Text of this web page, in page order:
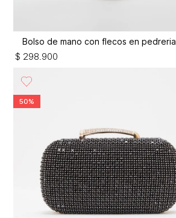
Bolso de mano con flecos en pedreria
$ 298.900
50%